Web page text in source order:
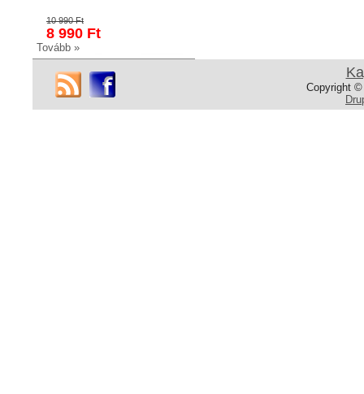
10 990 Ft
8 990 Ft
Tovább »
Copyright ©